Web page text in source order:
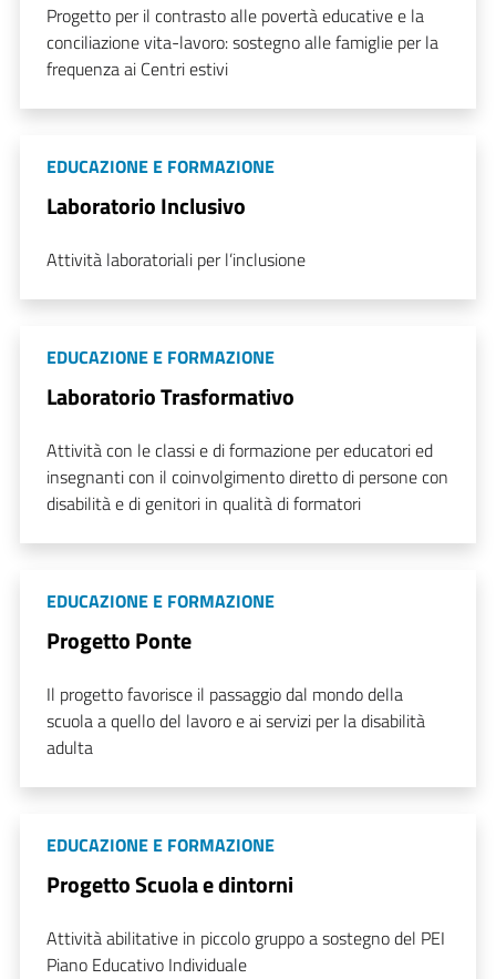
Progetto per il contrasto alle povertà educative e la
conciliazione vita-lavoro: sostegno alle famiglie per la
frequenza ai Centri estivi
EDUCAZIONE E FORMAZIONE
Laboratorio Inclusivo
Attività laboratoriali per l’inclusione
EDUCAZIONE E FORMAZIONE
Laboratorio Trasformativo
Attività con le classi e di formazione per educatori ed
insegnanti con il coinvolgimento diretto di persone con
disabilità e di genitori in qualità di formatori
EDUCAZIONE E FORMAZIONE
Progetto Ponte
Il progetto favorisce il passaggio dal mondo della
scuola a quello del lavoro e ai servizi per la disabilità
adulta
EDUCAZIONE E FORMAZIONE
Progetto Scuola e dintorni
Attività abilitative in piccolo gruppo a sostegno del PEI
Piano Educativo Individuale